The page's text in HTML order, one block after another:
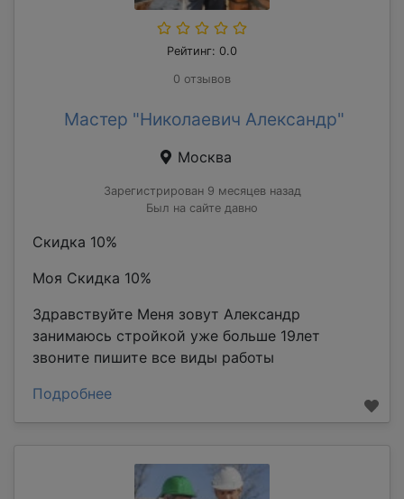
Рейтинг: 0.0
0 отзывов
Мастер "Николаевич Александр"
Москва
Зарегистрирован 9 месяцев назад
Был на сайте давно
Скидка 10%
Моя Скидка 10%
Здравствуйте Меня зовут Александр
занимаюсь стройкой уже больше 19лет
звоните пишите все виды работы
Подробнее